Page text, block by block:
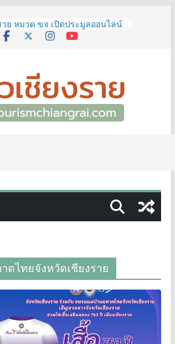
วย หมวด ขจ เปิดประมูลออนไลน์
นนี้ เลขเด่น เลขมงคล ความหมาย
ยงราย ที่ไม่ควรพลาด!
ส.ค.นี้ เตรียมพบกับมหกรรมสุด
ญ่แห่งปี “อุตสาหกรรมแฟร์ ล้านนา
อก 2026”
เชียงราย เยี่ยมชม “ป๊ะกาด Vol.2”
All the Feelings” เที่ยวให้สนุก
แสตมป์ครบ แล้วรับของที่ระลึกสุด
ไทยจังหวัดเชียงราย